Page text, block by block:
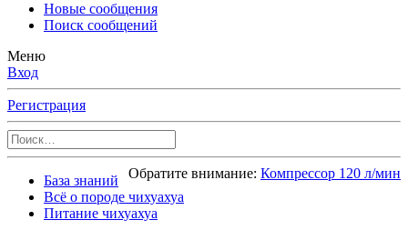
Новые сообщения
Поиск сообщений
Меню
Вход
Регистрация
Обратите внимание: Компрессор 120 л/мин
База знаний
Всё о породе чихуахуа
Питание чихуахуа